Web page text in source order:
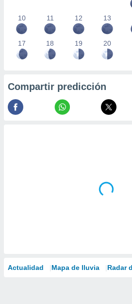
10 11 12 13
17 18 19 20
Compartir predicción
Actualidad Mapa de lluvia Radar